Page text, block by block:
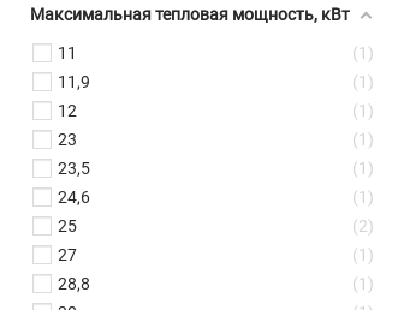
Максимальная тепловая мощность, кВт
11
1
11,9
1
12
1
23
1
23,5
1
24,6
1
25
2
27
1
28,8
1